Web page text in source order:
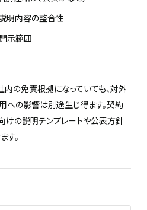
明内容の整合性
示範囲
の免責根拠になっていても、対外
への影響は別途生じ得ます。契約
けの説明テンプレートや公表方針
す。